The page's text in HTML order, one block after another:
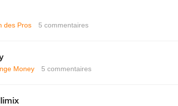
des Pros 5 commentaires
Money 5 commentaires